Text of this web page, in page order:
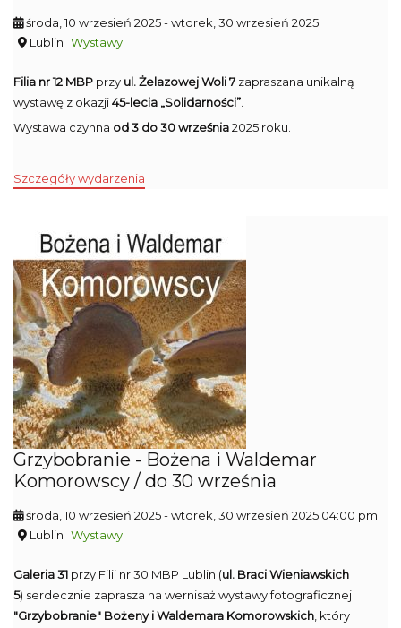
środa, 10 wrzesień 2025- wtorek, 30 wrzesień 2025
Lublin Wystawy
Filia nr 12 MBP przy ul. Żelazowej Woli 7 zapraszana unikalną
wystawę z okazji45-lecia „Solidarności”
Wystawa czynna od 3 do 30 września2025 roku.
Szczegóły wydarzenia
Grzybobranie - Bożena i Waldemar
Komorowscy / do 30 września
środa, 10 wrzesień 2025- wtorek, 30 wrzesień 2025 04:00 pm
Lublin Wystawy
Galeria 31 przy Filii nr 30 MBP Lublin (ul. Braci Wieniawskich
5) serdecznie zaprasza na wernisaż wystawy fotograficznej
"Grzybobranie" Bożeny i Waldemara Komorowskich , który